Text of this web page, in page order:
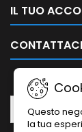
IL TUO
CONTATTACI
Questo
la tua